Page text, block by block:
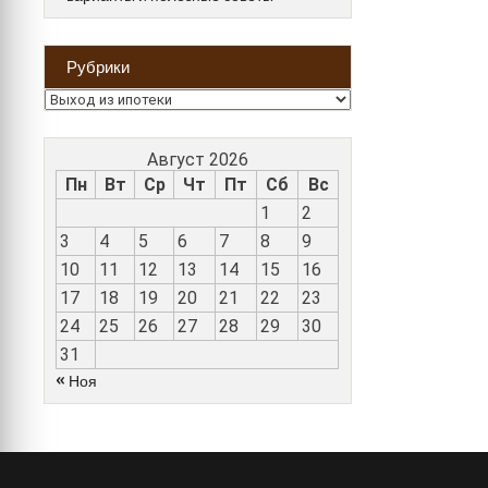
Рубрики
Рубрики
Август 2026
Пн
Вт Ср Чт Пт Сб
Вс
1
2
3
4 5 6 7 8
9
10
11 12 13 14 15
16
17
18 19 20 21 22
23
24
25 26 27 28 29
30
31
« Ноя